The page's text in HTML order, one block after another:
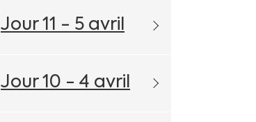
Jour 11 - 5 avril
Jour 10 - 4 avril